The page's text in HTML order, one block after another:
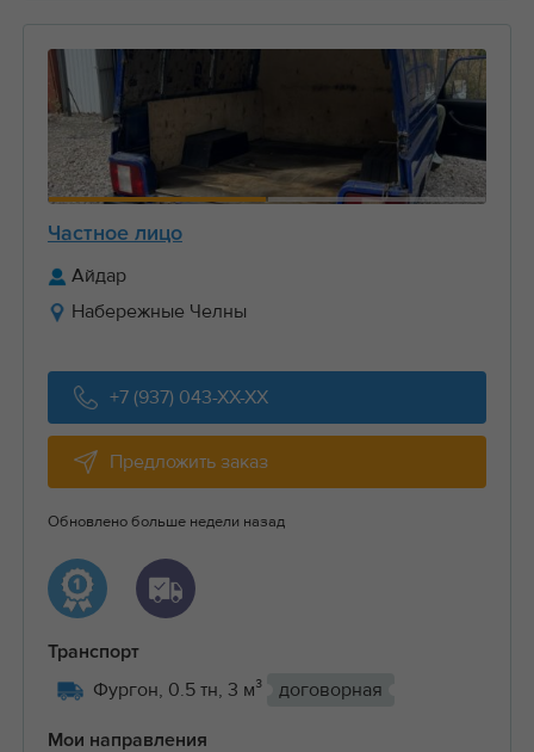
Частное лицо
Айдар
Набережные Челны
+7 (937) 043-XX-XX
Предложить заказ
Обновлено больше недели назад
Транспорт
Фургон, 0.5 тн, 3 м³ договорная
Мои направления